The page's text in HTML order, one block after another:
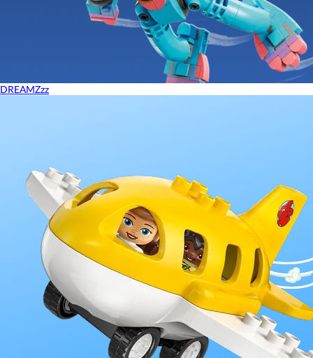
DREAMZzz